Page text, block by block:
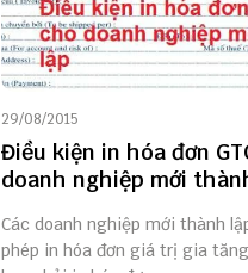
29/08/2015
Điều kiện in hóa đơn
doanh nghiệp mới
Các doanh nghiệp mới thành
phép in hóa đơn giá trị gia